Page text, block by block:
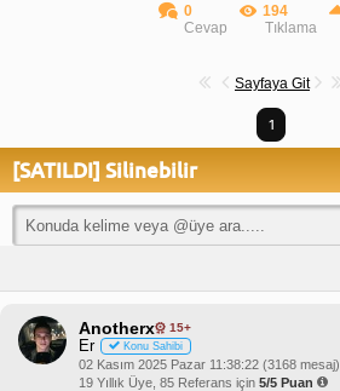
0
Cevap
194
Tıklama
Sayfaya Git
1
[SATILDI] Silinebilir
Anotherx 15+
Er Konu Sahibi
02 Kasım 2025 Pazar 11:38:22 (3168 mesaj)
19 Yıllık Üye, 85 Referans için 5/5 Puan